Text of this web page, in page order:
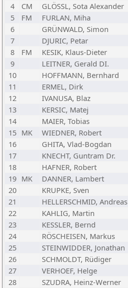
4
CM GLÖSSL, Sota Alexander
5
FM FURLAN, Miha
6
GRÜNWALD, Simon
7
DJURIC, Petar
8
FM KESIK, Klaus-Dieter
9
LEITNER, Gerald DI.
10
HOFFMANN, Bernhard
11
ERMEL, Dirk
12
IVANUSA, Blaz
13
KERSIC, Matej
14
MAIER, Tobias
15 MK WIEDNER, Robert
16
GHITA, Vlad-Bogdan
17
KNECHT, Guntram Dr.
18
HAFNER, Robert
19 MK DANNER, Lambert
20
KRUPKE, Sven
21
HELLERSCHMID, Andreas
22
KAHLIG, Martin
23
KESSLER, Bernd
24
RÖSCHEISEN, Markus
25
STEINWIDDER, Jonathan
26
SCHMOLDT, Rüdiger
27
VERHOEF, Helge
28
SZUDRA, Heinz-Werner